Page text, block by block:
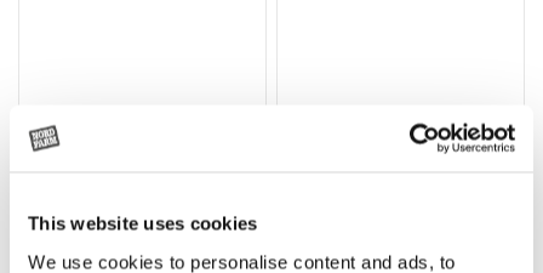
This website uses cookies
We use cookies to personalise content and ads, to